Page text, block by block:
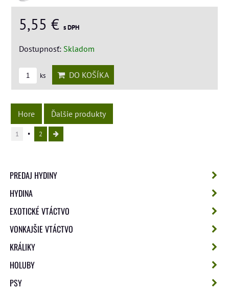
5,55 € s DPH
Dostupnosť: Skladom
ks DO KOŠÍKA
Hore Ďalšie produkty
1 2
PREDAJ HYDINY
HYDINA
EXOTICKÉ VTÁCTVO
VONKAJŠIE VTÁCTVO
KRÁLIKY
HOLUBY
PSY